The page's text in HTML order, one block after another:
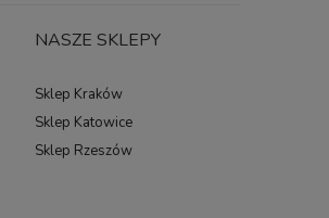
NASZE SKLEPY
Sklep Kraków
Sklep Katowice
Sklep Rzeszów